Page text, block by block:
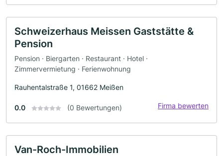
Schweizerhaus Meissen Gaststätte &
Pension
Pension · Biergarten · Restaurant · Hotel ·
Zimmervermietung · Ferienwohnung
Rauhentalstraße 1, 01662 Meißen
0.0 (0 Bewertungen) Firma bewerten
Van-Roch-Immobilien